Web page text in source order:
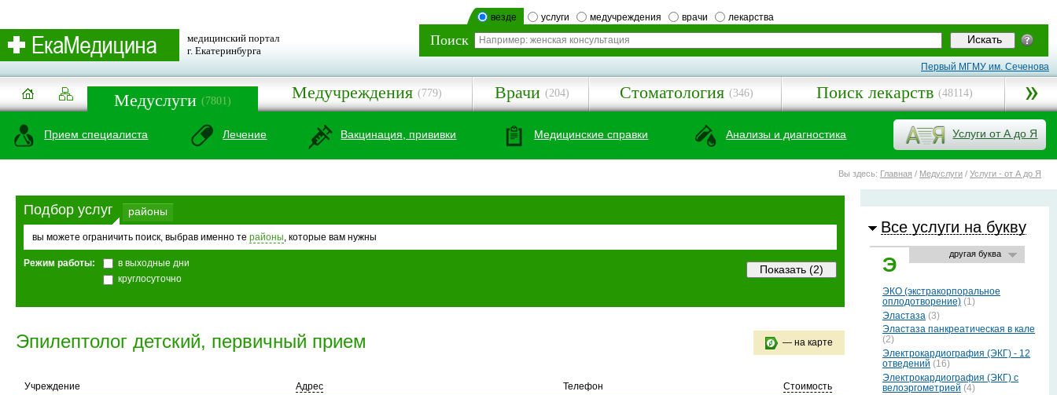
везде услуги медучреждения врачи лекарства
Поиск
медицинский портал
г. Екатеринбурга
Первый МГМУ им. Сеченова
Медуслуги (7801) Медучреждения (779) Врачи (204) Стоматология (346) Поиск лекарств (48114)
Прием специалиста Лечение Вакцинация, прививки Медицинские справки Анализы и диагностика Услуги от А до Я
Вы здесь: Главная / Медуслуги / Услуги - от А до Я
Все услуги на букву
другая буква
Э
ЭКО (экстракорпоральное
оплодотворение) (1)
Эластаза (3)
Эластаза панкреатическая в кале
(2)
Электрокардиография (ЭКГ) - 12
отведений (16)
Электрокардиография (ЭКГ) с
велоэргометрией (4)
Подбор услуг районы
вы можете ограничить поиск, выбрав именно те районы, которые вам нужны
Режим работы:
в выходные дни
круглосуточно
— на карте
Эпилептолог детский, первичный прием
Учреждение Адрес Телефон Стоимость